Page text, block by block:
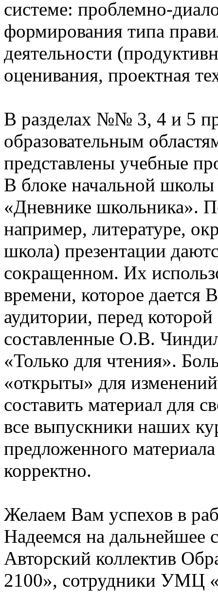
системе: проблемно-
формирования типа
деятельности
оценивания, проектная
В разделах №№ 3, 4 и 5
образовательным
представлены учебные
В блоке начальной
«Дневнике школьника».
например, литературе,
школа) презентации
сокращенном. Их
времени, которое дается
аудитории, перед
составленные О.В.
«Только для чтения».
«открыты» для
составить материал для
все выпускники наших
предложенного
корректно.
Желаем Вам успехов в
Надеемся на дальнейшее
Авторский коллектив
2100», сотрудники УМЦ